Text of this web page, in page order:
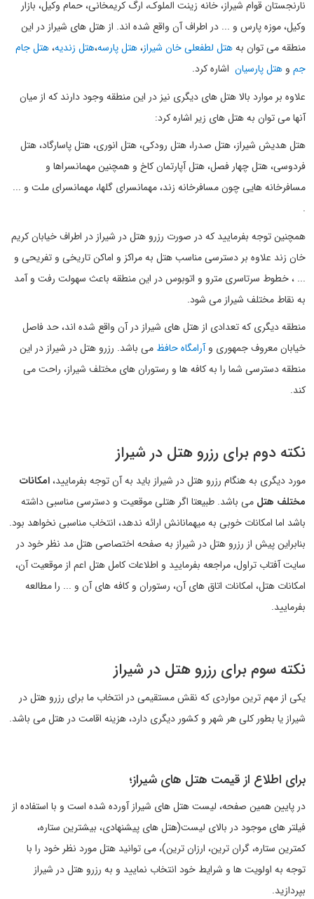
نارنجستان قوام شیراز، خانه زینت الملوک، ارگ کریمخانی، حمام وکیل، بازار
وکیل، موزه پارس و ... در اطراف آن واقع شده اند. از هتل های شیراز در این
منطقه می توان بههتل لطفعلی خان شیراز،هتل پارسه،هتل زندیه،هتل جام
جم و هتل پارسیان اشاره کرد.
علاوه بر موارد بالا هتل های دیگری نیز در این منطقه وجود دارند که از میان
آنها می توان به هتل های زیر اشاره کرد:
هتل هدیش شیراز، هتل صدرا، هتل رودکی، هتل انوری، هتل پاسارگاد، هتل
فردوسی، هتل چهار فصل، هتل آپارتمان کاخ و همچنین مهمانسراها و
مسافرخانه هایی چون مسافرخانه زند، مهمانسرای گلها، مهمانسرای ملت و ...
.
همچنین توجه بفرمایید که در صورت رزرو هتل در شیراز در اطراف خیابان کریم
خان زند علاوه بر دسترسی مناسب هتل به مراکز و اماکن تاریخی و تفریحی و
... ، خطوط سرتاسری مترو و اتوبوس در این منطقه باعث سهولت رفت و آمد
به نقاط مختلف شیراز می شود.
منطقه دیگری که تعدادی از هتل های شیراز در آن واقع شده اند، حد فاصل
خیابان معروف جمهوری وآرامگاه حافظ می باشد. رزرو هتل در شیراز در این
منطقه دسترسی شما را به کافه ها و رستوران های مختلف شیراز، راحت می
کند.
نکته دوم برای رزرو هتل در شیراز
مورد دیگری به هنگام رزرو هتل در شیراز باید به آن توجه بفرمایید،امکانات
مختلف هتل می باشد. طبیعتا اگر هتلی موقعیت و دسترسی مناسبی داشته
باشد اما امکانات خوبی به میهمانانش ارائه ندهد، انتخاب مناسبی نخواهد بود.
بنابراین پیش از رزرو هتل در شیراز به صفحه اختصاصی هتل مد نظر خود در
سایت آفتاب تراول، مراجعه بفرمایید و اطلاعات کامل هتل اعم از موقعیت آن،
امکانات هتل، امکانات اتاق های آن، رستوران و کافه های آن و ... را مطالعه
بفرمایید.
نکته سوم برای رزرو هتل در شیراز
یکی از مهم ترین مواردی که نقش مستقیمی در انتخاب ما برای رزرو هتل در
شیراز یا بطور کلی هر شهر و کشور دیگری دارد، هزینه اقامت در هتل می باشد.
برای اطلاع از قیمت هتل های شیراز؛
در پایین همین صفحه، لیست هتل های شیراز آورده شده است و با استفاده از
فیلتر های موجود در بالای لیست(هتل های پیشنهادی، بیشترین ستاره،
کمترین ستاره، گران ترین، ارزان ترین)، می توانید هتل مورد نظر خود را با
توجه به اولویت ها و شرایط خود انتخاب نمایید و به رزرو هتل در شیراز
بپردازید.